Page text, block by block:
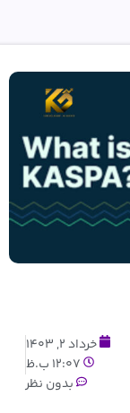
خرداد 2, 1403
12:07 ب.ظ
بدون نظر